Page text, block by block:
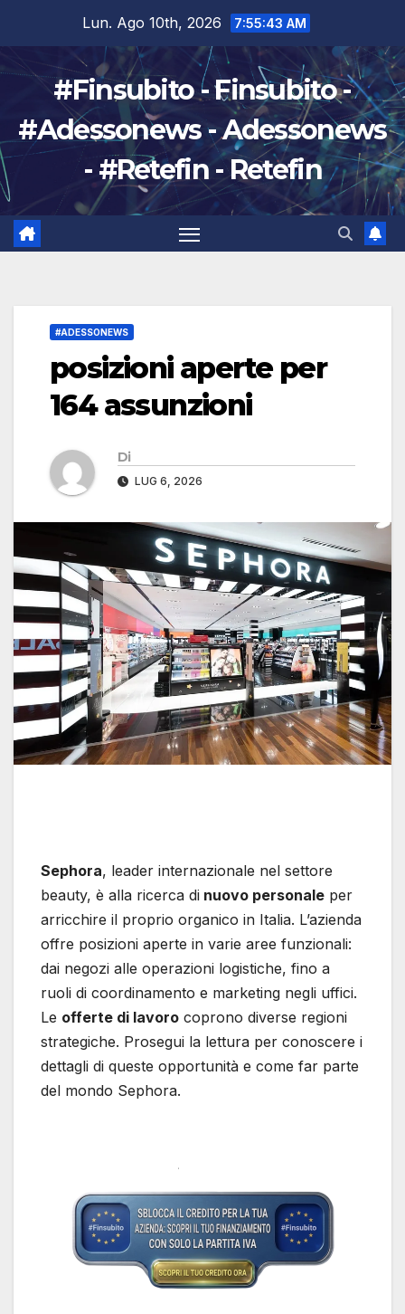
contenuto
Lun. Ago 10th, 2026 7:55:44 AM
#Finsubito - Finsubito -
#Adessonews - Adessonews
- #Retefin - Retefin
#ADESSONEWS
posizioni aperte per
164 assunzioni
Di
LUG 6, 2026
Sephora, leader internazionale nel settore
beauty, è alla ricerca di nuovo personale per
arricchire il proprio organico in Italia. L’azienda
offre posizioni aperte in varie aree funzionali:
dai negozi alle operazioni logistiche, fino a
ruoli di coordinamento e marketing negli uffici.
Le offerte di lavoro coprono diverse regioni
strategiche. Prosegui la lettura per conoscere i
dettagli di queste opportunità e come far parte
del mondo Sephora.